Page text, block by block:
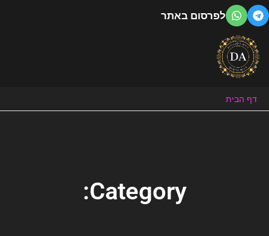
דילוג
לתוכן
לפרסום באתר
דף הבית
Category: